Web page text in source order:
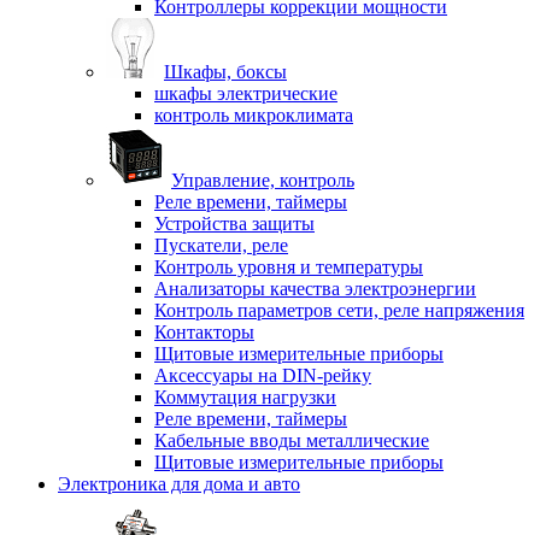
Контроллеры коррекции мощности
Шкафы, боксы
шкафы электрические
контроль микроклимата
Управление, контроль
Реле времени, таймеры
Устройства защиты
Пускатели, реле
Контроль уровня и температуры
Анализаторы качества электроэнергии
Контроль параметров сети, реле напряжения
Контакторы
Щитовые измерительные приборы
Аксессуары на DIN-рейку
Коммутация нагрузки
Реле времени, таймеры
Кабельные вводы металлические
Щитовые измерительные приборы
Электроника для дома и авто